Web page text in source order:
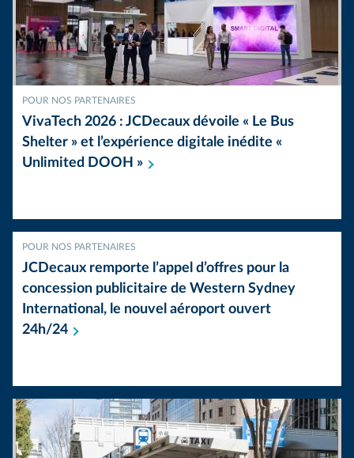
POUR NOS PARTENAIRES
VivaTech 2026 : JCDecaux dévoile « Le Bus
Shelter » et l’expérience digitale inédite «
Unlimited DOOH »
POUR NOS PARTENAIRES
JCDecaux remporte l’appel d’offres pour la
concession publicitaire de Western Sydney
International, le nouvel aéroport ouvert
24h/24